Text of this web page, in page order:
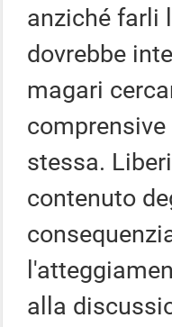
anziché farli
dovrebbe
magari
stessa.
contenuto
alla